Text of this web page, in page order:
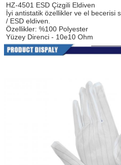
HZ-4501 ESD Çizgili Eldiven
İyi antistatik özellikler ve el becerisi
/ ESD eldiven.
Özellikler: %100 Polyester
Yüzey Direnci - 10e10 Ohm